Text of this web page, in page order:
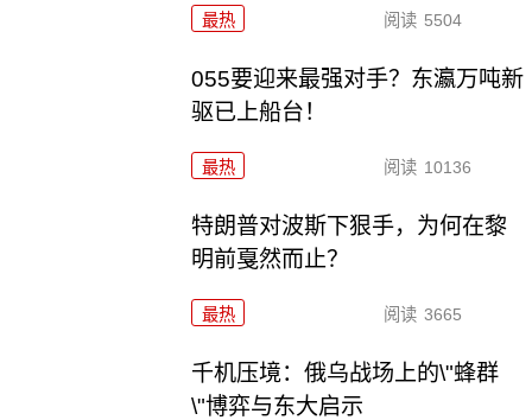
最热 阅读 5504
055要迎来最强对手？东瀛万吨新
驱已上船台！
最热 阅读 10136
特朗普对波斯下狠手，为何在黎
明前戛然而止？
最热 阅读 3665
千机压境：俄乌战场上的\"蜂群
\"博弈与东大启示